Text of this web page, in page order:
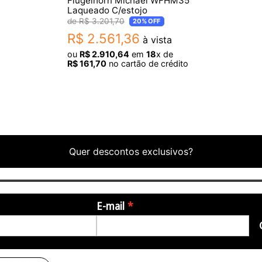
Laqueado C/estojo
R$ 3.201,70 20%OFF
R$ 2.561,36 à vista
ou R$2.910,64 em 18x de
R$161,70 no cartão de crédito
Quer descontos exclusivos?
E-mail